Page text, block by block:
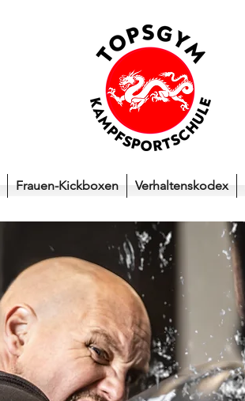
Frauen-Kickboxen Verhaltenskodex